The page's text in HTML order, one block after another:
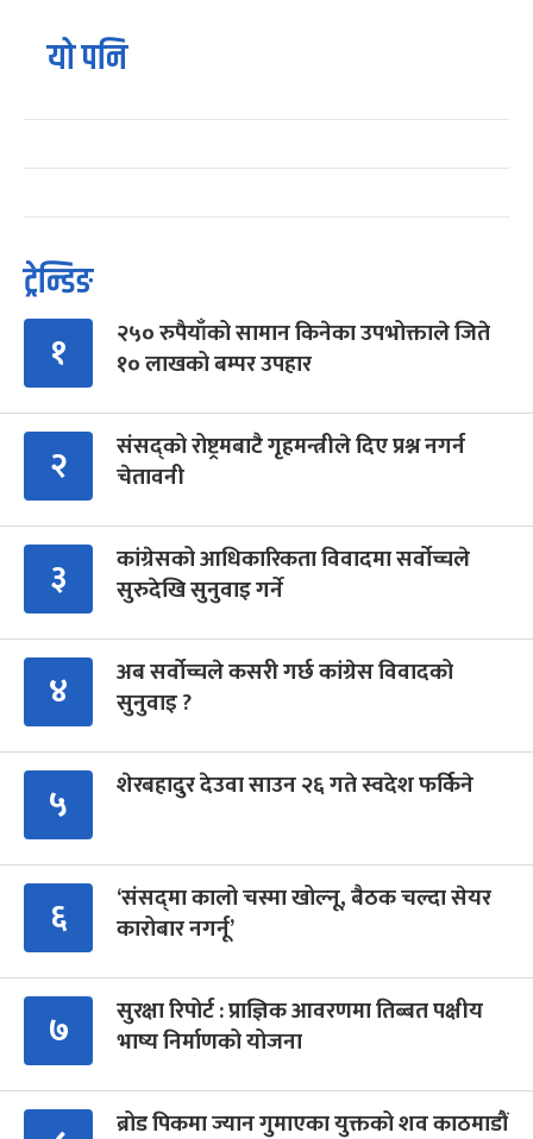
यो पनि
ट्रेन्डिङ
१
२५० रुपैयाँको सामान किनेका उपभोक्ताले जिते
१० लाखको बम्पर उपहार
२
संसद्को रोष्ट्रमबाटै गृहमन्त्रीले दिए प्रश्न नगर्न
चेतावनी
३
कांग्रेसको आधिकारिकता विवादमा सर्वोच्चले
सुरुदेखि सुनुवाइ गर्ने
४
अब सर्वोच्चले कसरी गर्छ कांग्रेस विवादको
सुनुवाइ ?
५ शेरबहादुर देउवा साउन २६ गते स्वदेश फर्किने
६
‘संसद्‍मा कालो चस्मा खोल्नू, बैठक चल्दा सेयर
कारोबार नगर्नू’
७
सुरक्षा रिपोर्ट : प्राज्ञिक आवरणमा तिब्बत पक्षीय
भाष्य निर्माणको योजना
ब्रोड पिकमा ज्यान गुमाएका युक्तको शव काठमाडौं